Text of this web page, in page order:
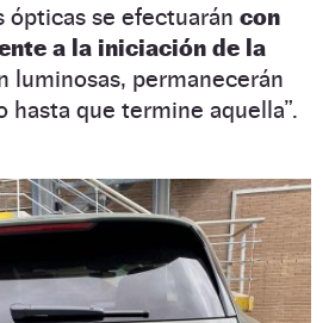
ópticas se efectuarán con
a la iniciación de la
luminosas, permanecerán
hasta que termine aquella”.